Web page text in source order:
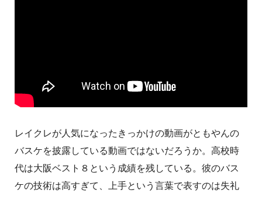
レイクレが人気になったきっかけの動画がともやんの
バスケを披露している動画ではないだろうか。高校時
代は大阪ベスト８という成績を残している。彼のバス
ケの技術は高すぎて、上手という言葉で表すのは失礼